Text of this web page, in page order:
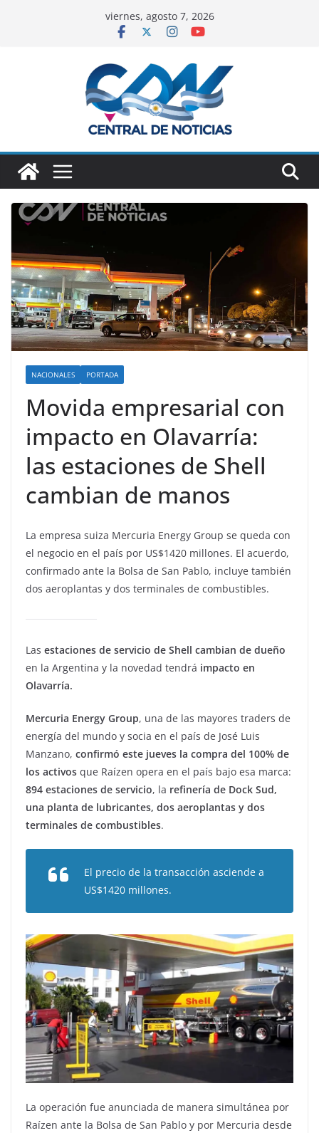
viernes, agosto 7, 2026
NACIONALES PORTADA
Movida empresarial con
impacto en Olavarría:
las estaciones de Shell
cambian de manos
La empresa suiza Mercuria Energy Group se queda con
el negocio en el país por US$1420 millones. El acuerdo,
confirmado ante la Bolsa de San Pablo, incluye también
dos aeroplantas y dos terminales de combustibles.
Las estaciones de servicio de Shell cambian de dueño
en la Argentina y la novedad tendrá impacto en
Olavarría.
Mercuria Energy Group, una de las mayores traders de
energía del mundo y socia en el país de José Luis
Manzano, confirmó este jueves la compra del 100% de
los activos que Raízen opera en el país bajo esa marca:
894 estaciones de servicio, la refinería de Dock Sud,
una planta de lubricantes, dos aeroplantas y dos
terminales de combustibles.
El precio de la transacción asciende a
US$1420 millones.
La operación fue anunciada de manera simultánea por
Raízen ante la Bolsa de San Pablo y por Mercuria desde